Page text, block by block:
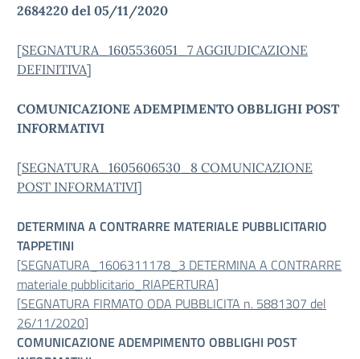
2684220 del 05/11/2020
[SEGNATURA_1605536051_7 AGGIUDICAZIONE
DEFINITIVA]
COMUNICAZIONE ADEMPIMENTO OBBLIGHI POST
INFORMATIVI
[SEGNATURA_1605606530_8 COMUNICAZIONE
POST INFORMATIVI]
DETERMINA A CONTRARRE MATERIALE PUBBLICITARIO
TAPPETINI
[SEGNATURA_1606311178_3 DETERMINA A CONTRARRE
materiale pubblicitario_RIAPERTURA]
[SEGNATURA FIRMATO ODA PUBBLICITA n. 5881307 del
26/11/2020]
COMUNICAZIONE ADEMPIMENTO OBBLIGHI POST